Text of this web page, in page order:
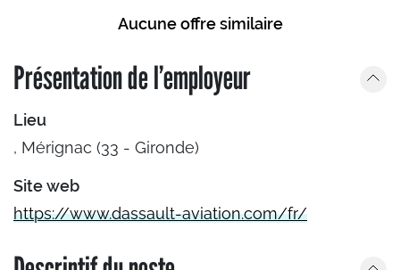
Présentation de l’employeur
Lieu
, Mérignac (33 - Gironde)
Site web
https://www.dassault-aviation.com/fr/
Aucune offre similaire